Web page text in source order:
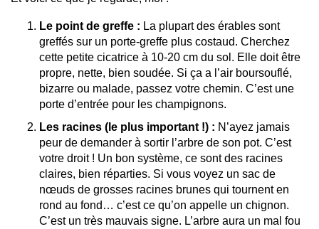
Le point de greffe : La plupart des érables sont
greffés sur un porte-greffe plus costaud. Cherchez
cette petite cicatrice à 10-20 cm du sol. Elle doit être
propre, nette, bien soudée. Si ça a l’air boursouflé,
bizarre ou malade, passez votre chemin. C’est une
porte d’entrée pour les champignons.
Les racines (le plus important !) : N’ayez jamais
peur de demander à sortir l’arbre de son pot. C’est
votre droit ! Un bon système, ce sont des racines
claires, bien réparties. Si vous voyez un sac de
nœuds de grosses racines brunes qui tournent en
rond au fond… c’est ce qu’on appelle un chignon.
C’est un très mauvais signe. L’arbre aura un mal fou